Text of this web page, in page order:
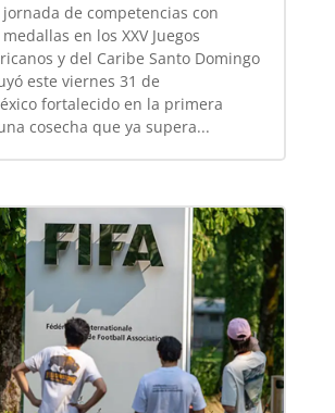
de competencias con
en los XXV Juegos
y del Caribe Santo Domingo
este viernes 31 de
fortalecido en la primera
cosecha que ya supera...